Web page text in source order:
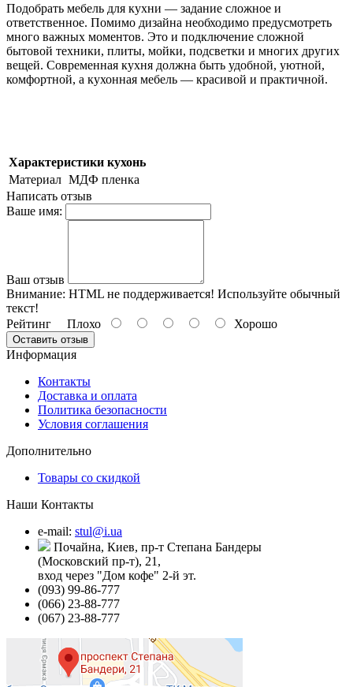
Подобрать мебель для кухни — задание сложное и
ответственное. Помимо дизайна необходимо предусмотреть
много важных моментов. Это и подключение сложной
бытовой техники, плиты, мойки, подсветки и многих других
вещей. Современная кухня должна быть удобной, уютной,
комфортной, а кухонная мебель — красивой и практичной.
Характеристики кухонь
Материал МДФ пленка
Написать отзыв
Ваше имя:
Ваш отзыв
Внимание: HTML не поддерживается! Используйте обычный
текст!
Рейтинг Плохо Хорошо
Оставить отзыв
Информация
Контакты
Доставка и оплата
Политика безопасности
Условия соглашения
Дополнительно
Товары со скидкой
Наши Контакты
e-mail: stul@i.ua
Почайна, Киев, пр-т Степана Бандеры
(Московский пр-т), 21,
вход через "Дом кофе" 2-й эт.
(093) 99-86-777
(066) 23-88-777
(067) 23-88-777